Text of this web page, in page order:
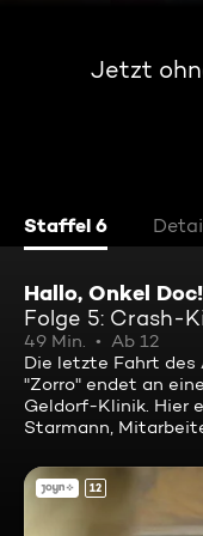
Jetzt
Staffel 6
Hallo, Onkel Doc!
Folge 5: Crash-
49 Min.
Ab 12
Die letzte Fahrt des
"Zorro" endet an
Geldorf-Klinik. Hier
Starmann,
12